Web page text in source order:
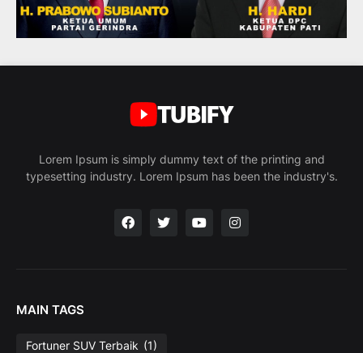
Lorem Ipsum is simply dummy text of the printing and
typesetting industry. Lorem Ipsum has been the industry's.
MAIN TAGS
Fortuner SUV Terbaik (1)